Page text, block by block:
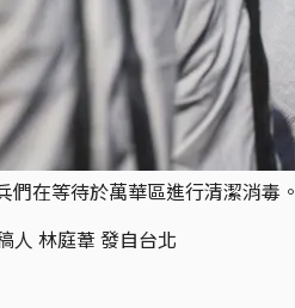
在等待於萬華區進行清潔消毒。
人 林庭葦 發自台北